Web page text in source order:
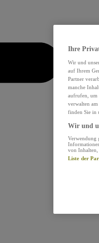
Ihre
Wir und
auf Ihrem
Partner
manche
aufrufen, um
verwalten
finden Sie in
Wir und
Verwendung
von Inhalten,
Liste der